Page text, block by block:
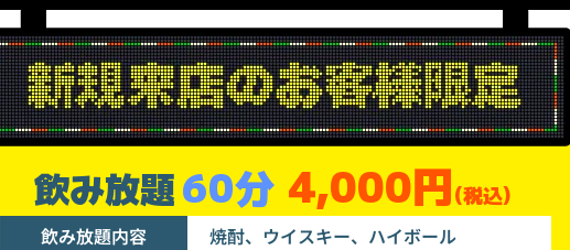
飲み放題60分 4,000円(税込)
飲み放題内容
焼酎、ウイスキー、ハイボール